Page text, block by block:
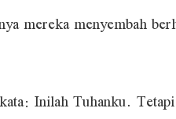
mereka menyembah
Inilah Tuhanku.